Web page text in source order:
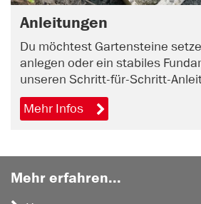
Anleitungen
Du möchtest Gartensteine
anlegen oder ein stabiles
unseren Schritt-für-Schritt-
Mehr Infos
Mehr erfahren...